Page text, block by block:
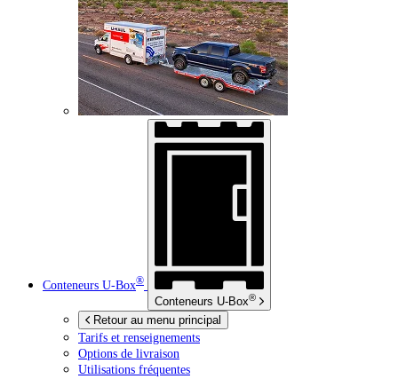
Conteneurs U-Box®
Conteneurs U-Box®
Retour au menu principal
Tarifs et renseignements
Options de livraison
Utilisations fréquentes